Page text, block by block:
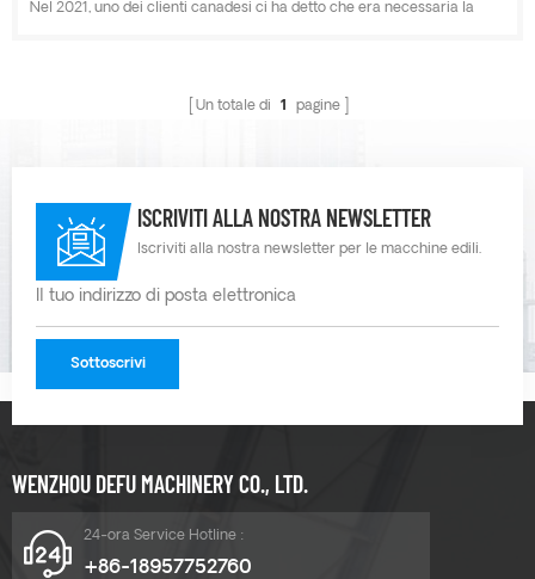
Nel 2021, uno dei clienti canadesi ci ha detto che era necessaria la
inossidabile 304, 316 possono soddisfare il grado alimentare. Nel
Un totale di 1 pagine
ISCRIVITI ALLA NOSTRA NEWSLETTER
Iscriviti alla nostra newsletter per le macchine edili.
WENZHOU DEFU MACHINERY CO., LTD.
24-ora Service Hotline :
+86-18957752760